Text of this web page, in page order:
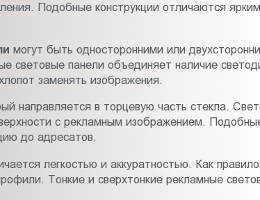
Подобные конструкции отличаются
могут быть односторонними или
световые панели объединяет наличие
заменять изображения.
направляется в торцевую часть стекла.
с рекламным изображением.
до адресатов.
легкостью и аккуратностью. Как
Тонкие и сверхтонкие рекламные